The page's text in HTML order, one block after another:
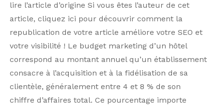
lire l’article d’origine Si vous êtes l’auteur de cet
article, cliquez ici pour découvrir comment la
republication de votre article améliore votre SEO et
votre visibilité ! Le budget marketing d’un hôtel
correspond au montant annuel qu’un établissement
consacre à l’acquisition et à la fidélisation de sa
clientèle, généralement entre 4 et 8 % de son
chiffre d’affaires total. Ce pourcentage importe